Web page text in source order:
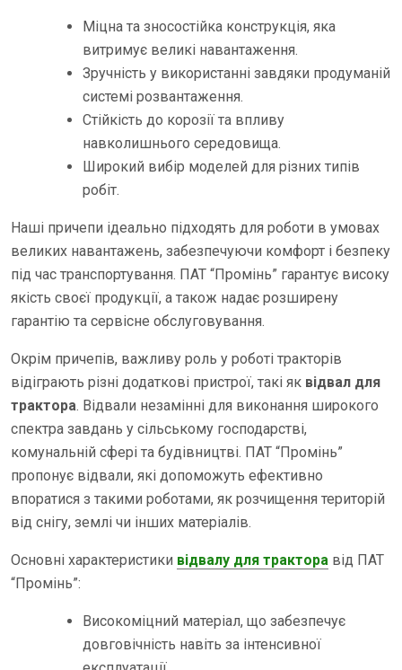
Міцна та зносостійка конструкція, яка
витримує великі навантаження.
Зручність у використанні завдяки продуманій
системі розвантаження.
Стійкість до корозії та впливу
навколишнього середовища.
Широкий вибір моделей для різних типів
робіт.
Наші причепи ідеально підходять для роботи в умовах
великих навантажень, забезпечуючи комфорт і безпеку
під час транспортування. ПАТ “Промінь” гарантує високу
якість своєї продукції, а також надає розширену
гарантію та сервісне обслуговування.
Окрім причепів, важливу роль у роботі тракторів
відіграють різні додаткові пристрої, такі як відвал для
трактора. Відвали незамінні для виконання широкого
спектра завдань у сільському господарстві,
комунальній сфері та будівництві. ПАТ “Промінь”
пропонує відвали, які допоможуть ефективно
впоратися з такими роботами, як розчищення територій
від снігу, землі чи інших матеріалів.
Основні характеристики відвалу для трактора від ПАТ
“Промінь”:
Високоміцний матеріал, що забезпечує
довговічність навіть за інтенсивної